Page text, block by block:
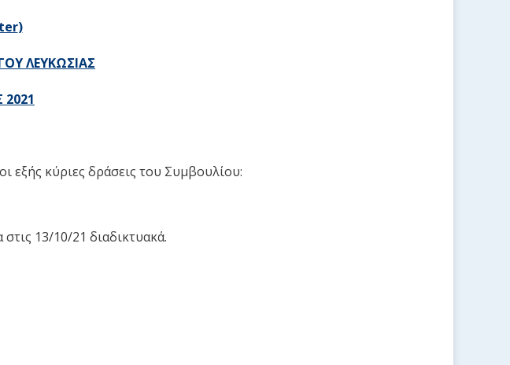
)
ΛΕΥΚΩΣΙΑΣ
εξής κύριες δράσεις του Συμβουλίου:
13/10/21 διαδικτυακά.